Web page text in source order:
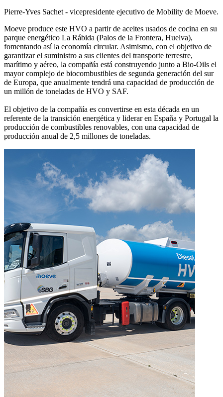
Pierre-Yves Sachet - vicepresidente ejecutivo de Mobility de Moeve.
Moeve produce este HVO a partir de aceites usados de cocina en su
parque energético La Rábida (Palos de la Frontera, Huelva),
fomentando así la economía circular. Asimismo, con el objetivo de
garantizar el suministro a sus clientes del transporte terrestre,
marítimo y aéreo, la compañía está construyendo junto a Bio-Oils el
mayor complejo de biocombustibles de segunda generación del sur
de Europa, que anualmente tendrá una capacidad de producción de
un millón de toneladas de HVO y SAF.
El objetivo de la compañía es convertirse en esta década en un
referente de la transición energética y liderar en España y Portugal la
producción de combustibles renovables, con una capacidad de
producción anual de 2,5 millones de toneladas.